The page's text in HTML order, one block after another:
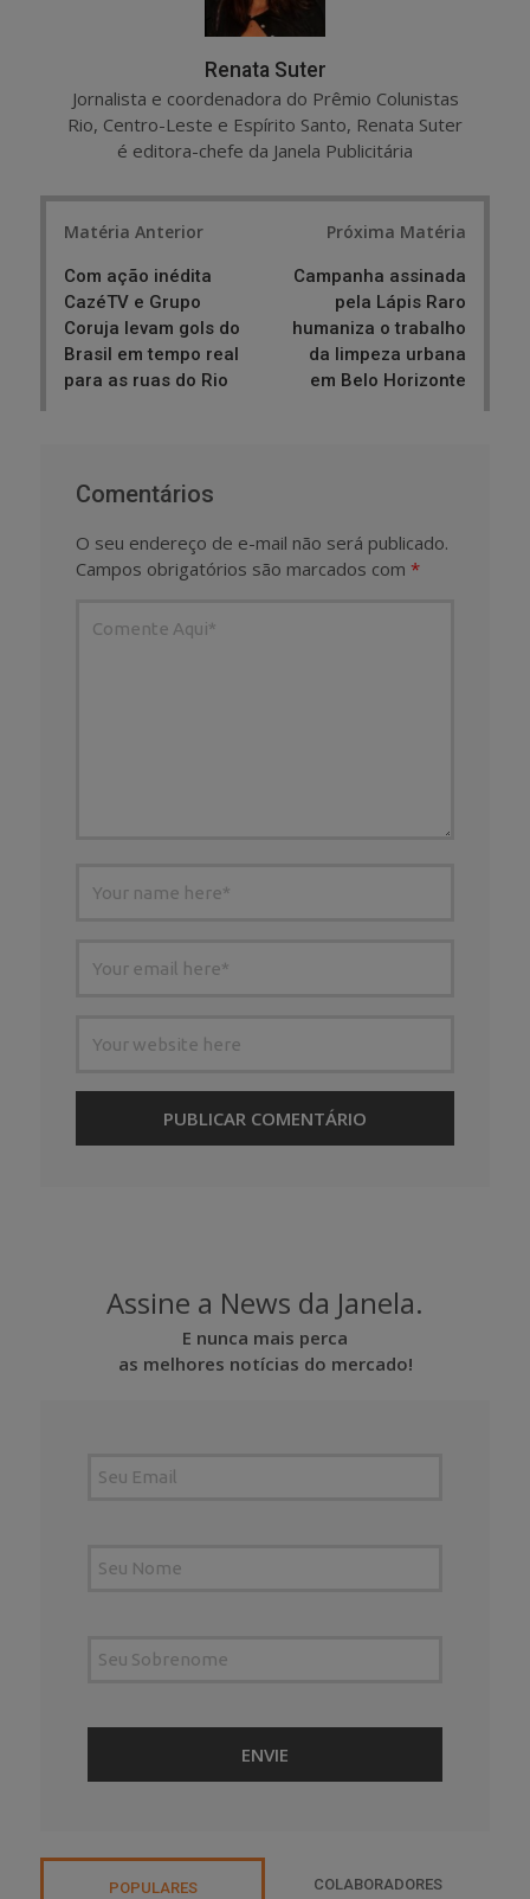
Renata Suter
Jornalista e coordenadora do Prêmio Colunistas
Rio, Centro-Leste e Espírito Santo, Renata Suter
é editora-chefe da Janela Publicitária
Matéria Anterior
Com ação inédita
CazéTV e Grupo
Coruja levam gols do
Brasil em tempo real
para as ruas do Rio
Próxima Matéria
Campanha assinada
pela Lápis Raro
humaniza o trabalho
da limpeza urbana
em Belo Horizonte
Comentários
O seu endereço de e-mail não será publicado.
Campos obrigatórios são marcados com *
Assine a News da Janela.
E nunca mais perca
as melhores notícias do mercado!
POPULARES COLABORADORES